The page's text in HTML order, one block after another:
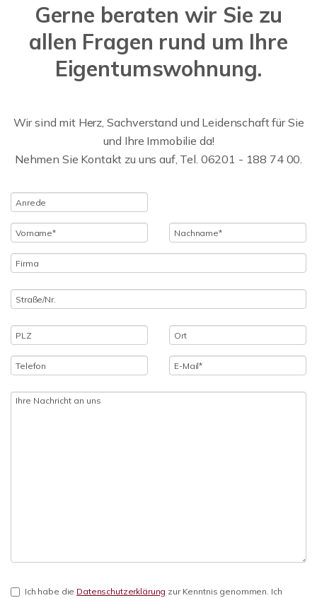
Gerne beraten wir Sie zu
allen Fragen rund um Ihre
Eigentumswohnung.
Wir sind mit Herz, Sachverstand und Leidenschaft für Sie
und Ihre Immobilie da!
Nehmen Sie Kontakt zu uns auf, Tel. 06201 - 188 74 00.
Ich habe die Datenschutzerklärung zur Kenntnis genommen. Ich